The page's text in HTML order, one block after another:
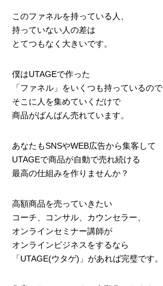
このファネルを持っている人、
持っていない人の差は
とてつもなく大きいです。
僕はUTAGEで作った
「ファネル」をいくつも持っているので
そこに人を集めていくだけで
商品がばんばん売れています。
あなたもSNSやWEB広告から集客して
UTAGEで商品が自動で売れ続ける
最高の仕組みを作りませんか？
高額商品を売っていきたい
コーチ、コンサル、カウンセラー、
オンラインセミナー講師が
オンラインビジネスをするなら
「UTAGE(ウタゲ)」があれば完璧です。